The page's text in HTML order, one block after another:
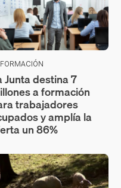
FORMACIÓN
Junta destina 7
a formación
trabajadores
y amplía la
un 86%